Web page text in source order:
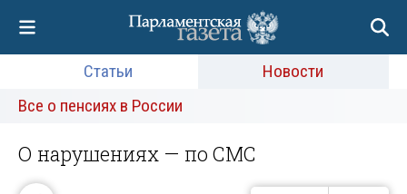
Статьи
Новости
Все о пенсиях в России
О нарушениях — по СМС